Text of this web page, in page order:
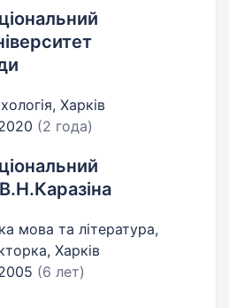
Харків
(2 года)
мова та література,
Харків
(6 лет)